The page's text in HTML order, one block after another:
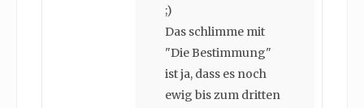
;)
Das schlimme mit
"Die Bestimmung"
ist ja, dass es noch
ewig bis zum dritten